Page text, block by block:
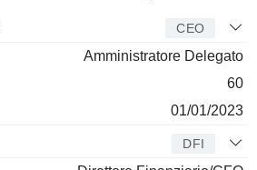
CEO
Amministratore Delegato
60
01/01/2023
DFI